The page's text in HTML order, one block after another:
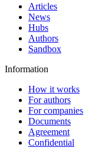
Articles
News
Hubs
Authors
Sandbox
Information
How it works
For authors
For companies
Documents
Agreement
Confidential